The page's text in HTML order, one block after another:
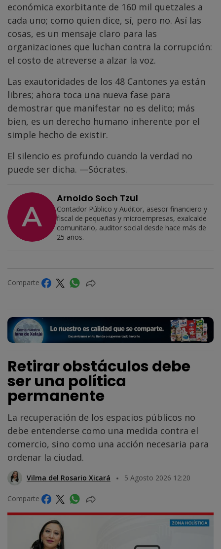
económica exorbitante de 160 mil quetzales a
cada uno; como quien dice, sí, pero no. Así las
cosas, es un mensaje claro para las
organizaciones que luchan contra la corrupción:
el costo de atreverse a alzar la voz.
Las exautoridades de los 48 Cantones ya están
libres; ahora toca una nueva fase para
demostrar que manifestar no es delito; más
bien, es un derecho humano inherente por el
simple hecho de existir.
El silencio es profundo cuando la verdad no
puede ser dicha. —Sócrates.
Arnoldo Soch Tzul
Contador Público y Auditor, asesor financiero y
fiscal de pequeñas y microempresas, exalcalde
comunitario, auditor social desde hace más de
25 años.
Comparte
Retirar obstáculos debe
ser una política
permanente
La recuperación de los espacios públicos no
debe entenderse como una medida contra el
comercio, sino como una acción necesaria para
ordenar la ciudad.
Vilma del Rosario Xicará 5 Agosto 2026 12:20
Comparte